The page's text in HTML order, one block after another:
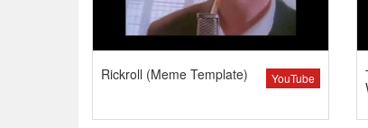
YouTube
Rickroll (Meme Template)